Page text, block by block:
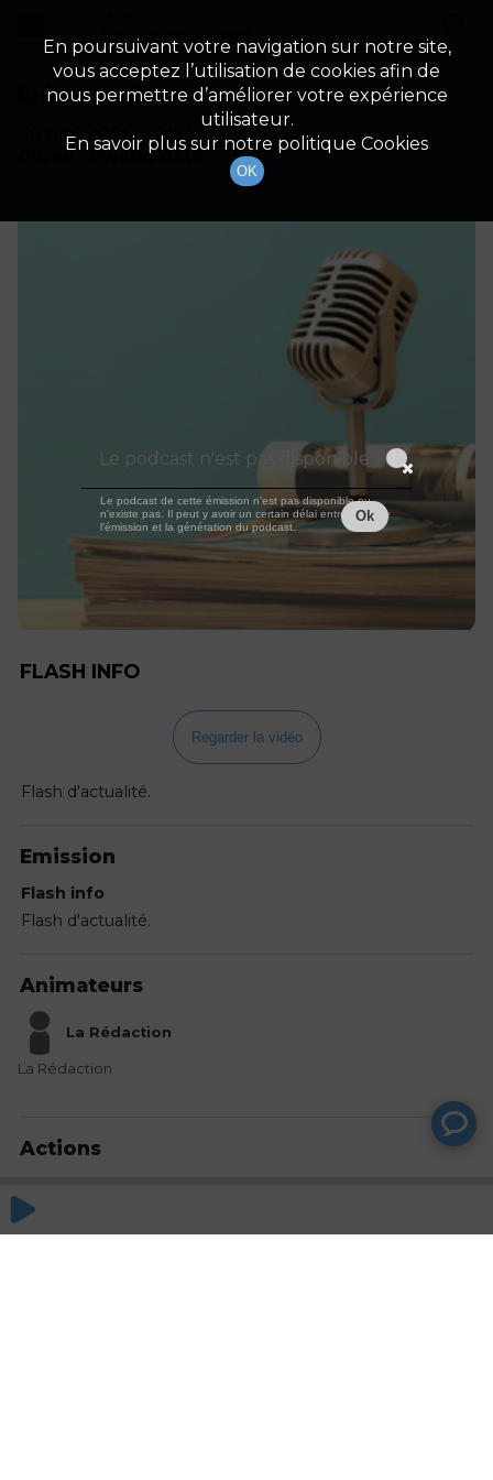
Détails De L'épisode
30 mai 2026 à 21h59
durée : Invalid date
FLASH INFO
Regarder la vidéo
Flash d'actualité.
Emission
Flash info
Flash d'actualité.
Animateurs
La Rédaction
La Rédaction
Actions
En poursuivant votre navigation sur notre site,
vous acceptez l’utilisation de cookies afin de
nous permettre d’améliorer votre expérience
utilisateur.
En savoir plus sur notre politique Cookies
OK
Le podcast n'est pas disponible
Le podcast de cette émission n'est pas disponible ou
n'existe pas. Il peut y avoir un certain délai entre la fin de
l'émission et la génération du podcast.
Ok